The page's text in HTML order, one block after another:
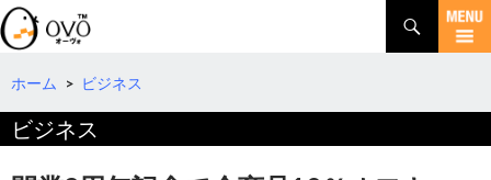
検
索
コ
テ
へ
移
ホーム > ビジネス
ビジネス